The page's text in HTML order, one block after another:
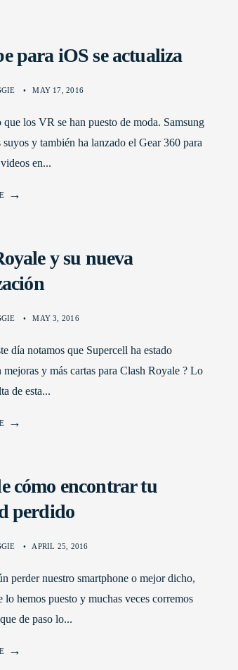
para iOS se actualiza
• MAY 17, 2016
que los VR se han puesto de moda. Samsung
suyos y también ha lanzado el Gear 360 para
en...
→
y su nueva
• MAY 3, 2016
día notamos que Supercell ha estado
mejoras y más cartas para Clash Royale ? Lo
de esta...
→
cómo encontrar tu
perdido
• APRIL 25, 2016
perder nuestro smartphone o mejor dicho,
lo hemos puesto y muchas veces corremos
de paso lo...
→